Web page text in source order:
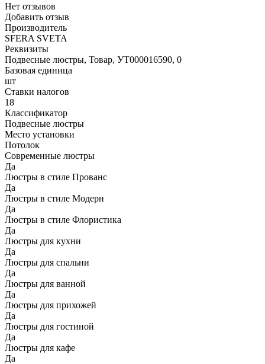
Нет отзывов
Добавить отзыв
Производитель
SFERA SVETA
Реквизиты
Подвесные люстры, Товар, УТ000016590, 0
Базовая единица
шт
Ставки налогов
18
Классификатор
Подвесные люстры
Место установки
Потолок
Современные люстры
Да
Люстры в стиле Прованс
Да
Люстры в стиле Модерн
Да
Люстры в стиле Флористика
Да
Люстры для кухни
Да
Люстры для спальни
Да
Люстры для ванной
Да
Люстры для прихожей
Да
Люстры для гостиной
Да
Люстры для кафе
Да